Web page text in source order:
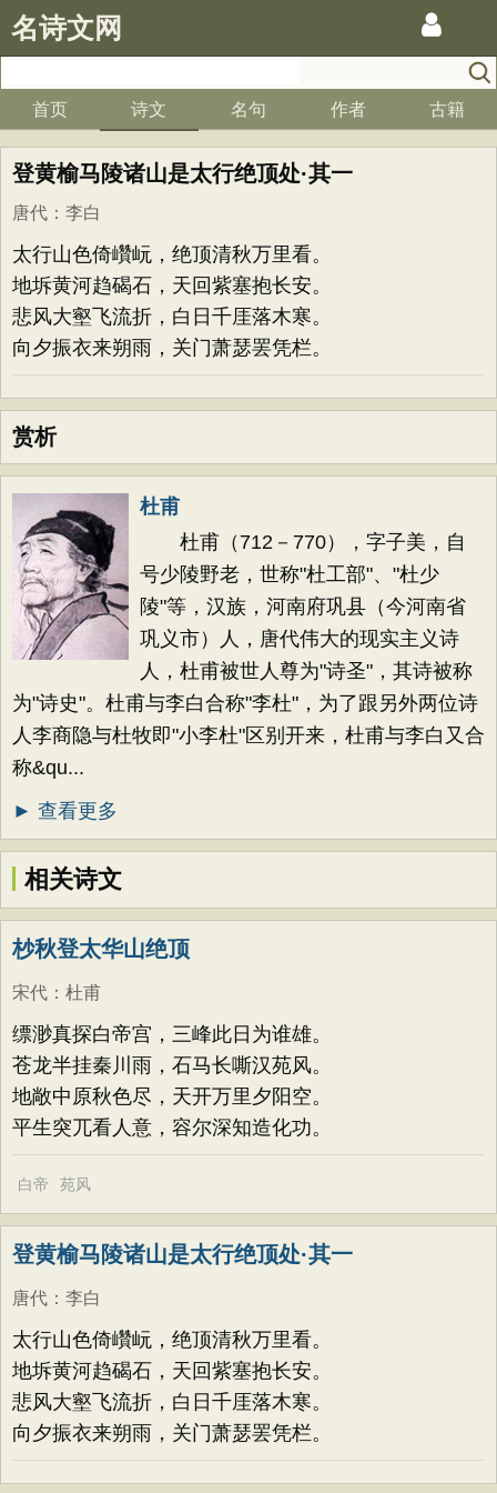
名诗文网
首页 诗文 名句 作者 古籍
登黄榆马陵诸山是太行绝顶处·其一
唐代 ： 李白
太行山色倚巑岏，绝顶清秋万里看。
地坼黄河趋碣石，天回紫塞抱长安。
悲风大壑飞流折，白日千厓落木寒。
向夕振衣来朔雨，关门萧瑟罢凭栏。
赏析
杜甫
杜甫（712－770），字子美，自
号少陵野老，世称"杜工部"、"杜少
陵"等，汉族，河南府巩县（今河南省
巩义市）人，唐代伟大的现实主义诗
人，杜甫被世人尊为"诗圣"，其诗被称
为"诗史"。杜甫与李白合称"李杜"，为了跟另外两位诗
人李商隐与杜牧即"小李杜"区别开来，杜甫与李白又合
称&qu...
► 查看更多
相关诗文
杪秋登太华山绝顶
宋代 ： 杜甫
缥渺真探白帝宫，三峰此日为谁雄。
苍龙半挂秦川雨，石马长嘶汉苑风。
地敞中原秋色尽，天开万里夕阳空。
平生突兀看人意，容尔深知造化功。
白帝 苑风
登黄榆马陵诸山是太行绝顶处·其一
唐代 ： 李白
太行山色倚巑岏，绝顶清秋万里看。
地坼黄河趋碣石，天回紫塞抱长安。
悲风大壑飞流折，白日千厓落木寒。
向夕振衣来朔雨，关门萧瑟罢凭栏。